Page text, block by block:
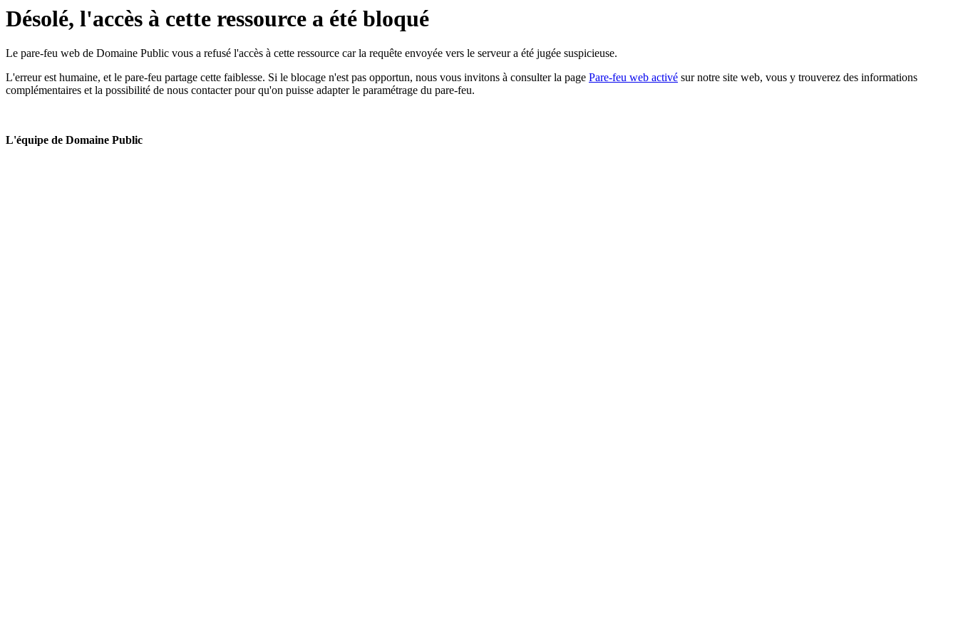
Désolé, l'accès à cette ressource a été bloqué
Le pare-feu web de Domaine Public vous a refusé l'accès à cette ressource car la requête envoyée vers le serveur a été jugée suspicieuse.
L'erreur est humaine, et le pare-feu partage cette faiblesse. Si le blocage n'est pas opportun, nous vous invitons à consulter la page Pare-feu web activé sur notre site web, vous y trouverez des informations
complémentaires et la possibilité de nous contacter pour qu'on puisse adapter le paramétrage du pare-feu.
L'équipe de Domaine Public